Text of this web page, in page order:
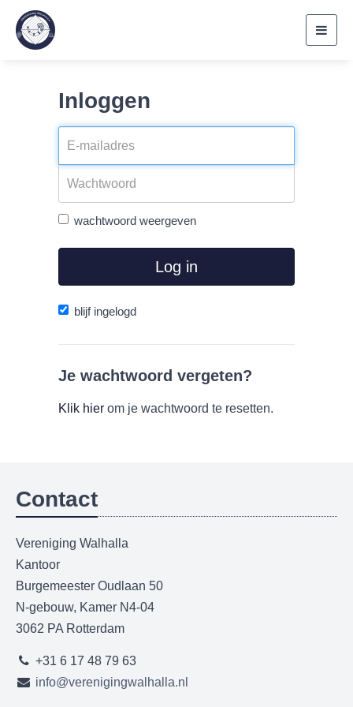
Inloggen
wachtwoord weergeven
Log in
blijf ingelogd
Je wachtwoord vergeten?
Klik hier om je wachtwoord te resetten.
Contact
Vereniging Walhalla
Kantoor
Burgemeester Oudlaan 50
N-gebouw, Kamer N4-04
3062 PA Rotterdam
+31 6 17 48 79 63
info@verenigingwalhalla.nl